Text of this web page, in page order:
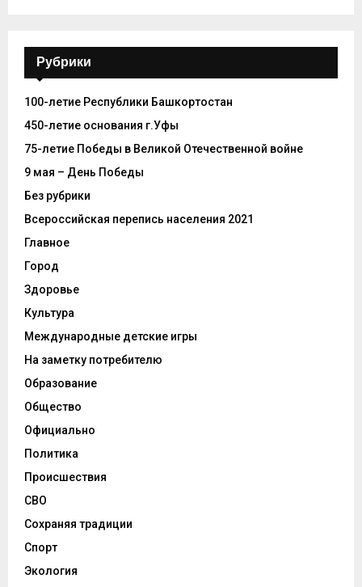
Рубрики
100-летие Республики Башкортостан
450-летие основания г.Уфы
75-летие Победы в Великой Отечественной войне
9 мая – День Победы
Без рубрики
Всероссийская перепись населения 2021
Главное
Город
Здоровье
Культура
Международные детские игры
На заметку потребителю
Образование
Общество
Официально
Политика
Происшествия
СВО
Сохраняя традиции
Спорт
Экология